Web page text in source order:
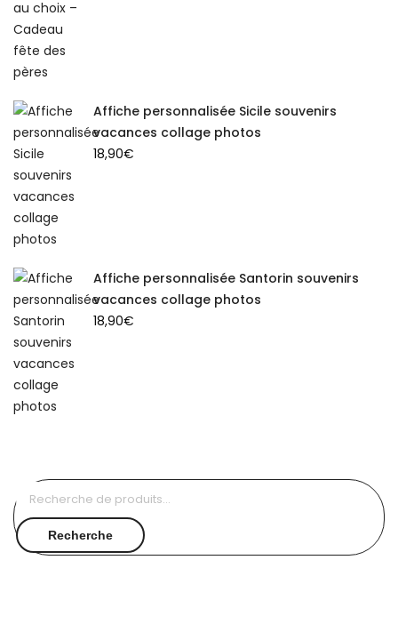
Affiche personnalisée Sicile souvenirs
vacances collage photos
18,90€
Affiche personnalisée Santorin souvenirs
vacances collage photos
18,90€
Recherche